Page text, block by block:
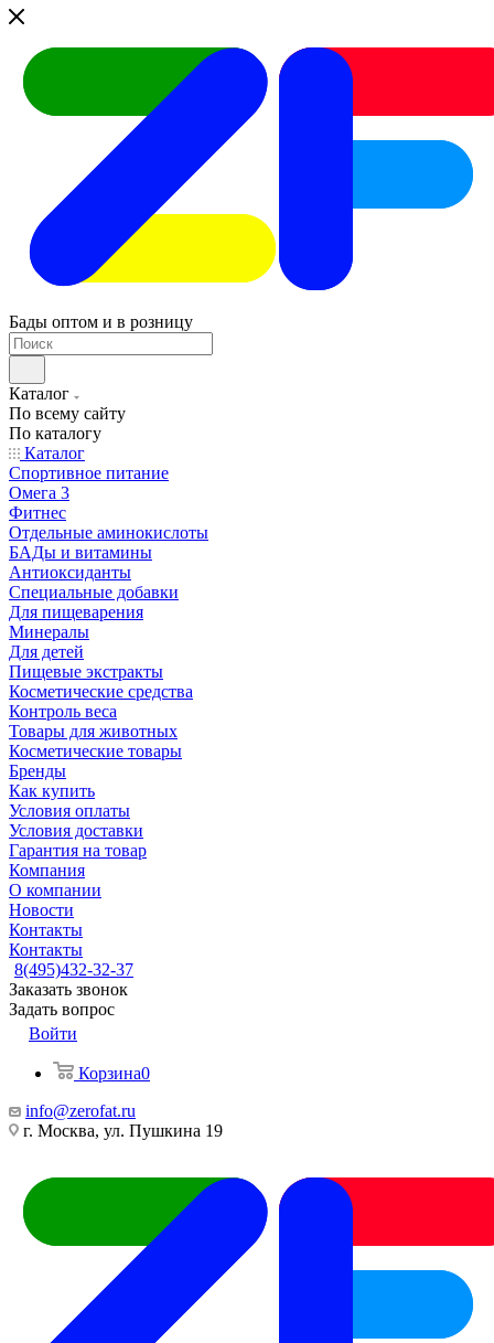
Бады оптом и в розницу
Каталог
По всему сайту
По каталогу
Каталог
Спортивное питание
Омега 3
Фитнес
Отдельные аминокислоты
БАДы и витамины
Антиоксиданты
Специальные добавки
Для пищеварения
Минералы
Для детей
Пищевые экстракты
Косметические средства
Контроль веса
Товары для животных
Косметические товары
Бренды
Как купить
Условия оплаты
Условия доставки
Гарантия на товар
Компания
О компании
Новости
Контакты
Контакты
8(495)432-32-37
Заказать звонок
Задать вопрос
Войти
Корзина0
info@zerofat.ru
г. Москва, ул. Пушкина 19